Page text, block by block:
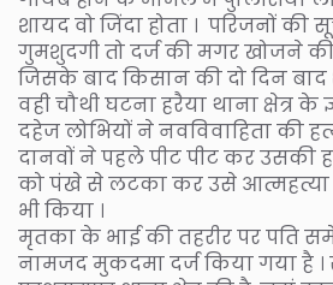
शायद वो जिंदा होता । परिजनों की
गुमशुदगी तो दर्ज की मगर खोजने
जिसके बाद किसान की दो दिन बाद
वही चौथी घटना हरैया थाना क्षेत्र के
दहेज लोभियों ने नवविवाहिता की
दानवों ने पहले पीट पीट कर उसकी
को पंखे से लटका कर उसे आत्महत्या
भी किया ।
मृतका के भाई की तहरीर पर पति
नामजद मुकदमा दर्ज किया गया है ।